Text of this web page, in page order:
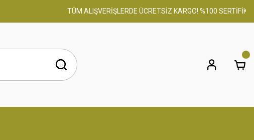
TÜM ALIŞVERİŞLERDE ÜCRETSİZ KARGO! %100 SERTİFİKALI